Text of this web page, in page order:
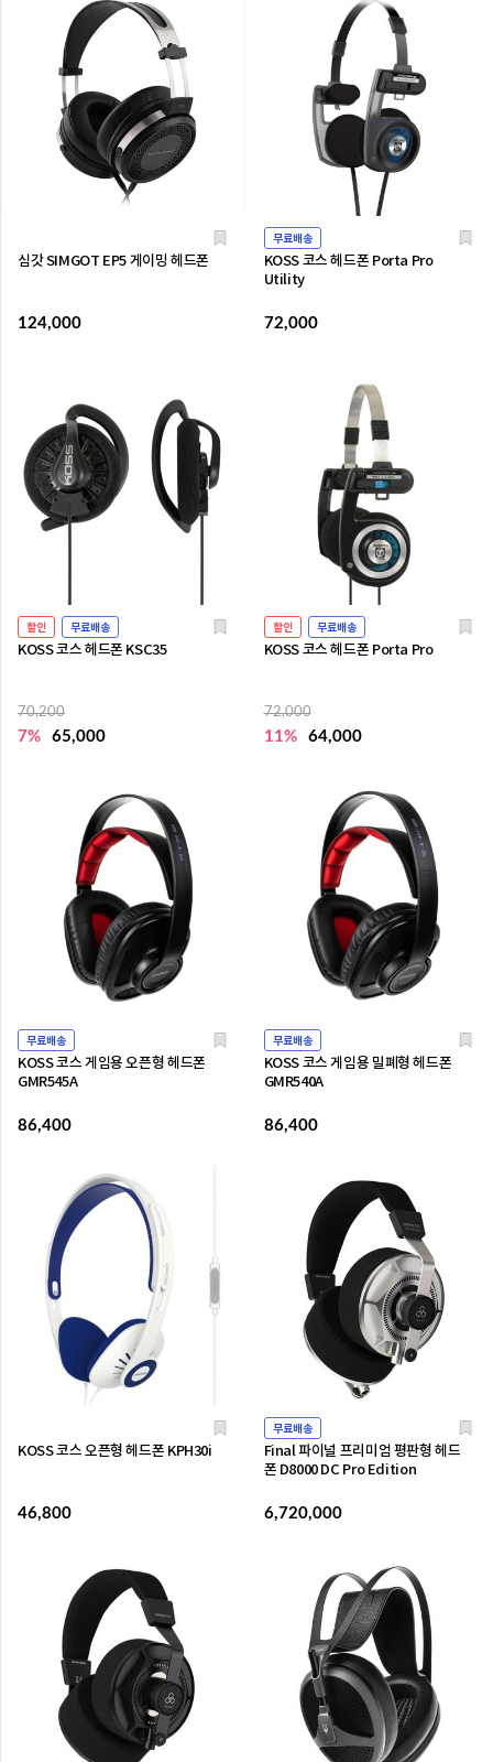
심갓 SIMGOT EP5 게이밍 헤드폰
124,000
무료배송
KOSS 코스 헤드폰 Porta Pro
Utility
72,000
할인 무료배송
KOSS 코스 헤드폰 KSC35
70,200
7% 65,000
할인 무료배송
KOSS 코스 헤드폰 Porta Pro
72,000
11% 64,000
무료배송
KOSS 코스 게임용 오픈형 헤드폰
GMR545A
86,400
무료배송
KOSS 코스 게임용 밀폐형 헤드폰
GMR540A
86,400
KOSS 코스 오픈형 헤드폰 KPH30i
46,800
무료배송
Final 파이널 프리미엄 평판형 헤드
폰 D8000 DC Pro Edition
6,720,000